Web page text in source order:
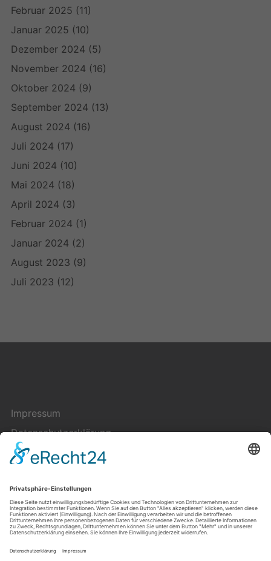
Februar 2025 (11)
Januar 2025 (10)
Dezember 2024 (5)
November 2024 (16)
Oktober 2024 (9)
September 2024 (13)
August 2024 (16)
Juli 2024 (17)
Juni 2024 (10)
Mai 2024 (18)
April 2024 (3)
Februar 2024 (1)
Januar 2024 (2)
August 2023 (9)
Juli 2023 (12)
Impressum
Datenschutzerklärung
Cookie-Einstellungen
Über uns